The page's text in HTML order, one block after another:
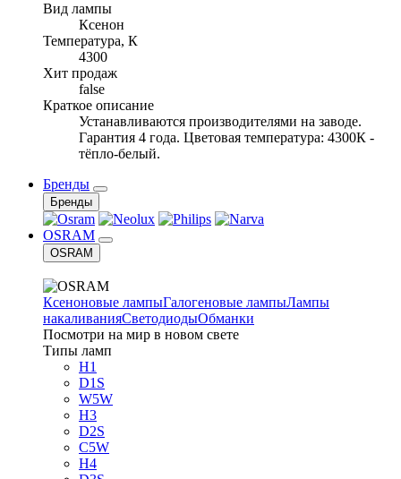
Вид лампы
Ксенон
Температура, К
4300
Хит продаж
false
Краткое описание
Устанавливаются производителями на заводе.
Гарантия 4 года. Цветовая температура: 4300К -
тёпло-белый.
Бренды
Бренды
OSRAM
OSRAM
Ксеноновые лампыГалогеновые лампыЛампы
накаливанияСветодиодыОбманки
Посмотри на мир в новом свете
Типы ламп
H1
D1S
W5W
H3
D2S
C5W
H4